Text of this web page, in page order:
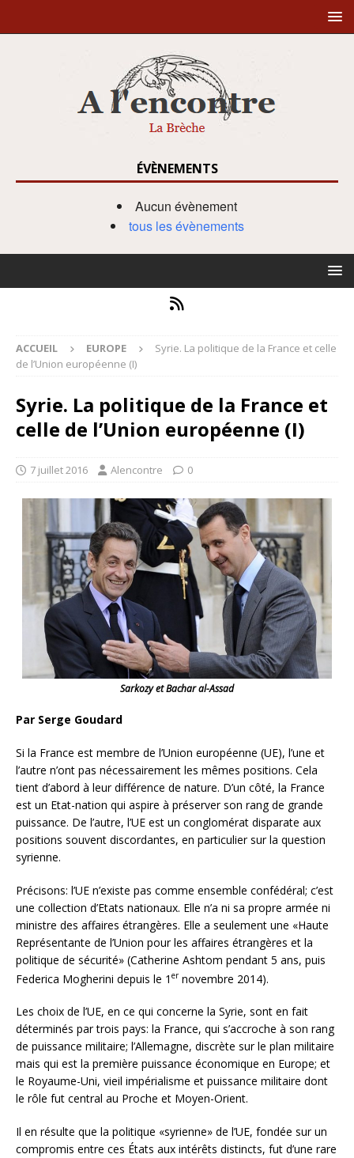
ÉVÈNEMENTS
Aucun évènement
tous les évènements
ACCUEIL EUROPE
Syrie. La politique de la France et celle
de l’Union européenne (I)
Syrie. La politique de la France et
celle de l’Union européenne (I)
7 juillet 2016 Alencontre 0
Sarkozy et Bachar al-Assad
Par Serge Goudard
Si la France est membre de l’Union européenne (UE), l’une et
l’autre n’ont pas nécessairement les mêmes positions. Cela
tient d’abord à leur différence de nature. D’un côté, la France
est un Etat-nation qui aspire à préserver son rang de grande
puissance. De l’autre, l’UE est un conglomérat disparate aux
positions souvent discordantes, en particulier sur la question
syrienne.
Précisons: l’UE n’existe pas comme ensemble confédéral; c’est
une collection d’Etats nationaux. Elle n’a ni sa propre armée ni
ministre des affaires étrangères. Elle a seulement une «Haute
Représentante de l’Union pour les affaires étrangères et la
politique de sécurité» (Catherine Ashtom pendant 5 ans, puis
Federica Mogherini depuis le 1 ernovembre 2014).
Les choix de l’UE, en ce qui concerne la Syrie, sont en fait
déterminés par trois pays: la France, qui s’accroche à son rang
de puissance militaire; l’Allemagne, discrète sur le plan militaire
mais qui est la première puissance économique en Europe; et
le Royaume-Uni, vieil impérialisme et puissance militaire dont
le rôle fut central au Proche et Moyen-Orient.
Il en résulte que la politique «syrienne» de l’UE, fondée sur un
compromis entre ces États aux intérêts distincts, fut d’une rare